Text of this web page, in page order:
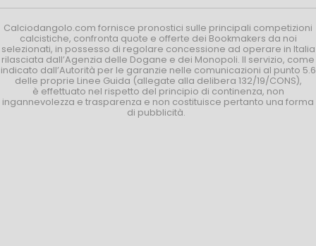
Calciodangolo.com fornisce pronostici sulle principali competizioni
calcistiche, confronta quote e offerte dei Bookmakers da noi
selezionati, in possesso di regolare concessione ad operare in Italia
rilasciata dall’Agenzia delle Dogane e dei Monopoli. Il servizio, come
indicato dall’Autorità per le garanzie nelle comunicazioni al punto 5.6
delle proprie Linee Guida (allegate alla delibera 132/19/CONS),
è effettuato nel rispetto del principio di continenza, non
ingannevolezza e trasparenza e non costituisce pertanto una forma
di pubblicità.